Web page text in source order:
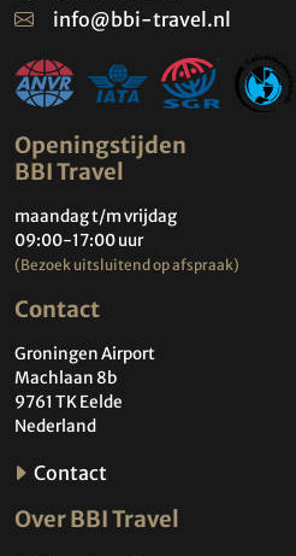
info@bbi-travel.nl
Openingstijden
BBI Travel
maandag t/m vrijdag
09:00-17:00 uur
(Bezoek uitsluitend op afspraak)
Contact
Groningen Airport
Machlaan 8b
9761 TK Eelde
Nederland
Contact
Over BBI Travel